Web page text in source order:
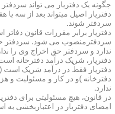
چگونه یک دفتریار می تواند
دفتریار اصیل میتواند بعد از سه
سردفتر شوند.
دفتریار برابر مقررات قانون دفاتر
سردفترمنصوب می شود. سردفتر حق
ندارد و سردفتر حق اخراج وی را
دفتریار، شریک درآمد دفترخانه
دفترخانه )و در کار و مسئولیت و
ندارد.
در قانون، هیچ مسئولیتی برای
امضای دفتریار در اعتباربخشی به